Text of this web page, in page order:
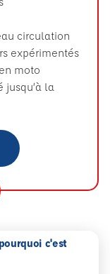
circulation
expérimentés
moto
jusqu’à la
c'est